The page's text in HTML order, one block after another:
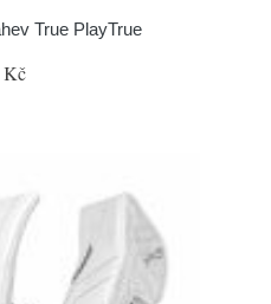
True PlayTrue
Kč